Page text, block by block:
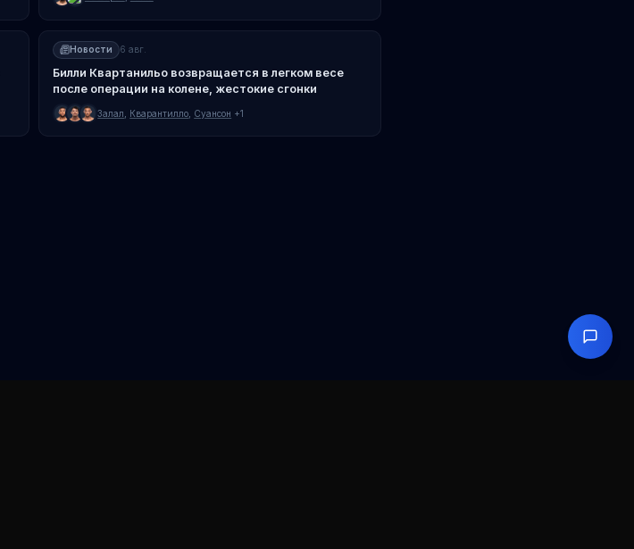
Новости 6 авг.
Билли Квартанильо возвращается в легком весе
после операции на колене, жестокие сгонки
Залал Кварантилло Суансон +1